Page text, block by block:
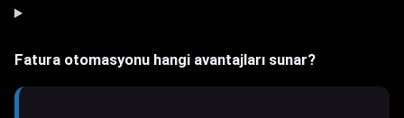
Fatura otomasyonu hangi avantajları sunar?